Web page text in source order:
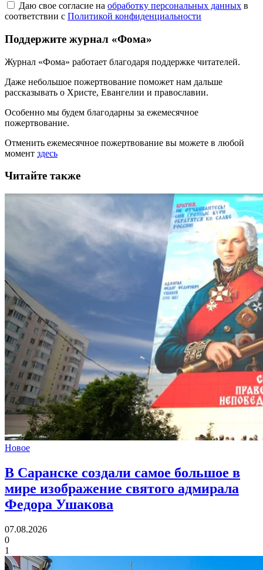
Даю свое согласие на обработку персональных данных в
соответствии с Политикой конфиденциальности
Поддержите журнал «Фома»
Журнал «Фома» работает благодаря поддержке читателей.
Даже небольшое пожертвование поможет нам дальше
рассказывать о Христе, Евангелии и православии.
Особенно мы будем благодарны за ежемесячное
пожертвование.
Отменить ежемесячное пожертвование вы можете в любой
момент здесь
Читайте также
Новое
В Саранске создали самое большое в
мире изображение святого адмирала
Федора Ушакова
07.08.2026
0
1